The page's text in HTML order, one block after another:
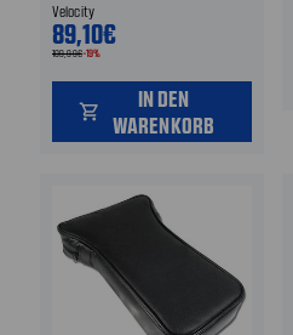
Velocity
89,10€
109,99€-19%
shopping_cart
IN DEN
WARENKORB